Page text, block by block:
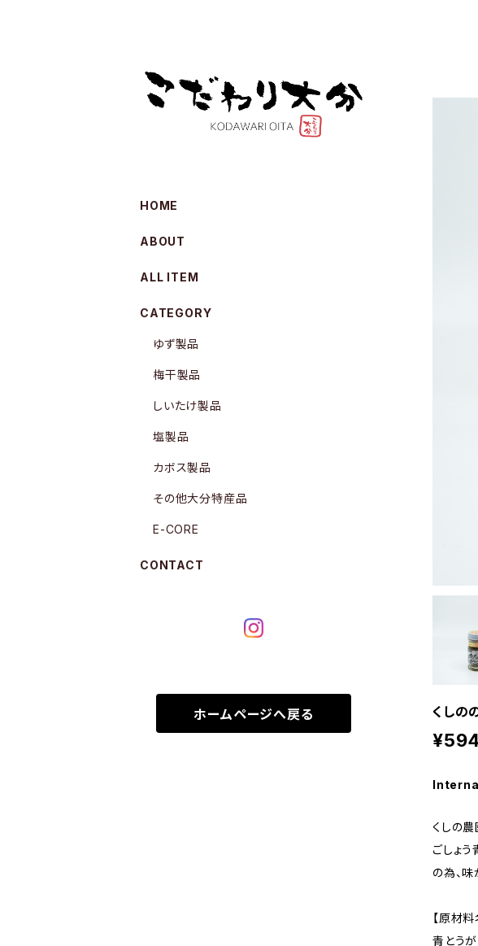
くしの
¥594
くしの
ごしょ
の為、
【原材料
青とうが
HOME
ABOUT
ALL ITEM
CATEGORY
ゆず製品
梅干製品
しいたけ製品
塩製品
カボス製品
その他大分特産品
E-CORE
CONTACT
ホームページへ戻る